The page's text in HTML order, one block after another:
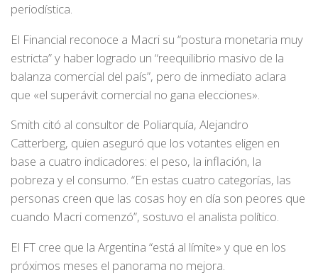
periodística.
El Financial reconoce a Macri su “postura monetaria muy
estricta” y haber logrado un “reequilibrio masivo de la
balanza comercial del país”, pero de inmediato aclara
que «el superávit comercial no gana elecciones».
Smith citó al consultor de Poliarquía, Alejandro
Catterberg, quien aseguró que los votantes eligen en
base a cuatro indicadores: el peso, la inflación, la
pobreza y el consumo. “En estas cuatro categorías, las
personas creen que las cosas hoy en día son peores que
cuando Macri comenzó”, sostuvo el analista político.
El FT cree que la Argentina “está al límite» y que en los
próximos meses el panorama no mejora.